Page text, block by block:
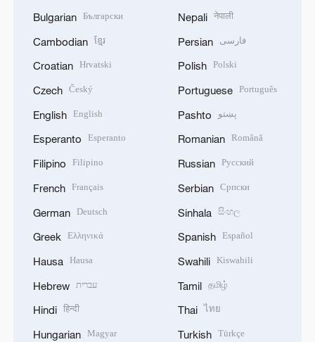
Bulgarian Български
Cambodian ខ្មែរ
Croatian Hrvatski
Czech Český
English English
Esperanto Esperanto
Filipino Filipino
French Français
German Deutsch
Greek Ελληνικά
Hausa Hausa
Hebrew עברית
Hindi हिन्दी
Hungarian Magyar
Nepali नेपाली
Persian فارسی
Polish Polski
Portuguese Português
Pashto پښتو
Romanian Română
Russian Русский
Serbian Српски
Sinhala සිංහල
Spanish Español
Swahili Kiswahili
Tamil தமிழ்
Thai ไทย
Turkish Türkçe